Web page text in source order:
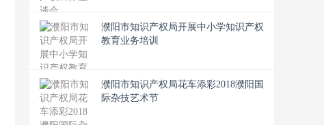
濮阳市知识产权局开展中小学知识产权
教育业务培训
濮阳市知识产权局花车添彩2018濮阳国
际杂技艺术节